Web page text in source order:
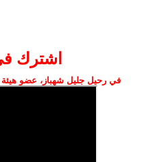
اشترك
في رحيل جليل شهباز، عضو هيئة